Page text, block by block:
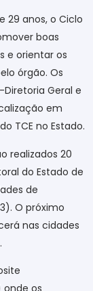
29 anos, o Ciclo
boas
e orientar os
órgão. Os
Geral e
em
TCE no Estado.
realizados 20
do Estado de
de
O próximo
nas cidades